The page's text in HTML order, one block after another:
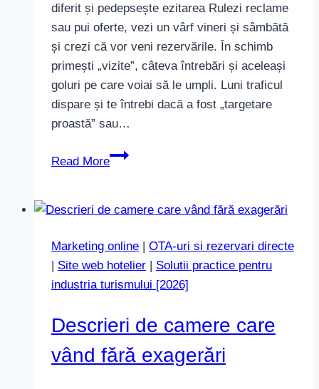
diferit și pedepsește ezitarea Rulezi reclame
sau pui oferte, vezi un vârf vineri și sâmbătă
și crezi că vor veni rezervările. În schimb
primești „vizite”, câteva întrebări și aceleași
goluri pe care voiai să le umpli. Luni traficul
dispare și te întrebi dacă a fost „targetare
proastă” sau…
Read More
Hoteluri
de
traficul
de
weekend
convertește
Marketing online | OTA-uri si rezervari directe
| Site web hotelier | Solutii practice pentru
industria turismului [2026]
Descrieri de camere care
vând fără exagerări